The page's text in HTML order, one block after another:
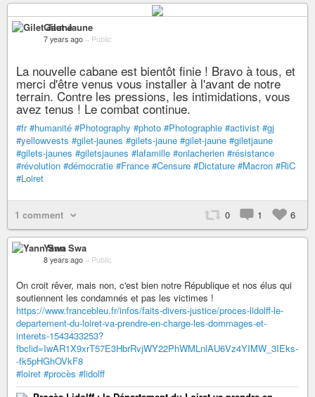
Gilet Jaune
7 years ago – Public
La nouvelle cabane est bientôt finie ! Bravo à tous, et
merci d'être venus vous installer à l'avant de notre
terrain. Contre les pressions, les intimidations, vous
avez tenus ! Le combat continue.
#fr #humanité #Photography #photo #Photographie #activist #gj
#yellowvests #gilet-jaunes #gilets-jaune #gilet-jaune #giletjaune
#gilets-jaunes #giletsjaunes #lafamille #onlacherien #résistance
#révolution #démocratie #France #Censure #Dictature #Macron #RiC
#Loiret
1 comment 0 1 6
Yann Swa
8 years ago – Public
On croit rêver, mais non, c'est bien notre République et nos élus qui
soutiennent les condamnés et pas les victimes !
https://www.francebleu.fr/infos/faits-divers-justice/proces-lidolff-le-
departement-du-loiret-va-prendre-en-charge-les-dommages-et-
interets-1543433253?
fbclid=IwAR1X9xrT57E3HbrRvjWY22PhWMLnlAU6Vz4YIMW_3IEks-
-fk5pHGhOVkF8
#loiret #procès #lidolff